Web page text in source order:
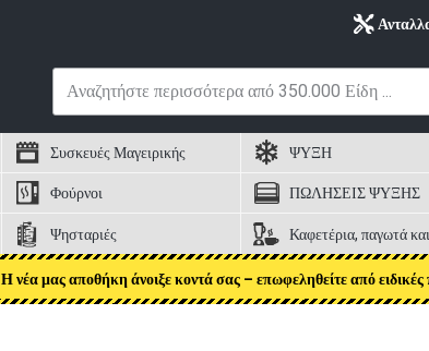
Συσκευές Μαγειρικής ΨΥΞΗ
Φούρνοι ΠΩΛΗΣΕΙΣ ΨΥΞΗΣ
Ψησταριές
Η νέα μας αποθήκη άνοιξε κοντά σας – επωφεληθείτε από